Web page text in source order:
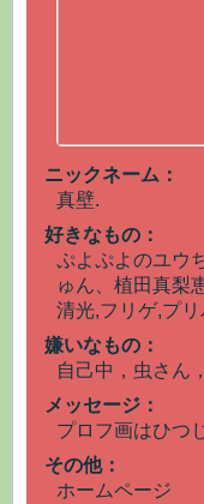
ニックネーム：
真壁.
好きなもの：
ぷよぷよのユウ
ゅん、植田真梨
清光,フリゲ,プリ
嫌いなもの：
自己中，虫さん
メッセージ：
プロフ画はひつ
その他：
ホームページ